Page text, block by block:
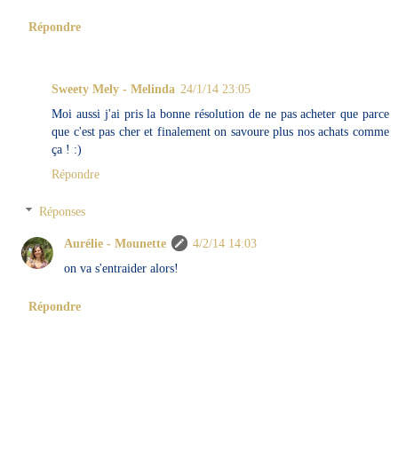
Répondre
Sweety Mely - Melinda 24/1/14 23:05
Moi aussi j'ai pris la bonne résolution de ne pas acheter que parce
que c'est pas cher et finalement on savoure plus nos achats comme
ça ! :)
Répondre
Réponses
Aurélie - Mounette
4/2/14 14:03
on va s'entraider alors!
Répondre